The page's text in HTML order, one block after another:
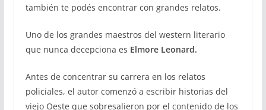
también te podés encontrar con grandes relatos.
Uno de los grandes maestros del western literario
que nunca decepciona es Elmore Leonard.
Antes de concentrar su carrera en los relatos
policiales, el autor comenzó a escribir historias del
viejo Oeste que sobresalieron por el contenido de los